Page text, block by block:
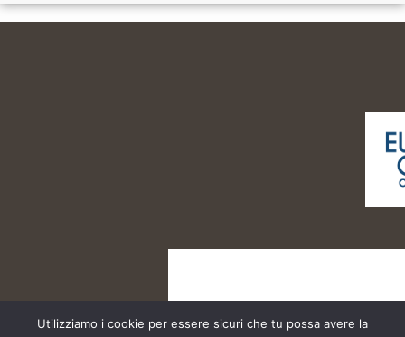
Utilizziamo i cookie per essere sicuri che tu possa avere la